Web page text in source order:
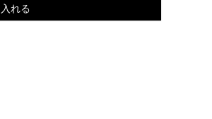
れる